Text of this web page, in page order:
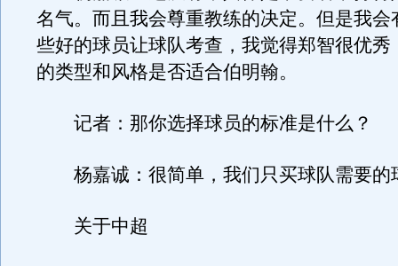
名气。而且我会尊重教练的决定。但是我会
些好的球员让球队考查，我觉得郑智很优秀
的类型和风格是否适合伯明翰。
记者：那你选择球员的标准是什么？
杨嘉诚：很简单，我们只买球队需要的
关于中超